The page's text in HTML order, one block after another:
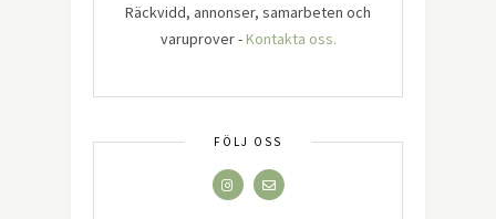
Räckvidd, annonser, samarbeten och
varuprover -Kontakta oss.
FÖLJ OSS